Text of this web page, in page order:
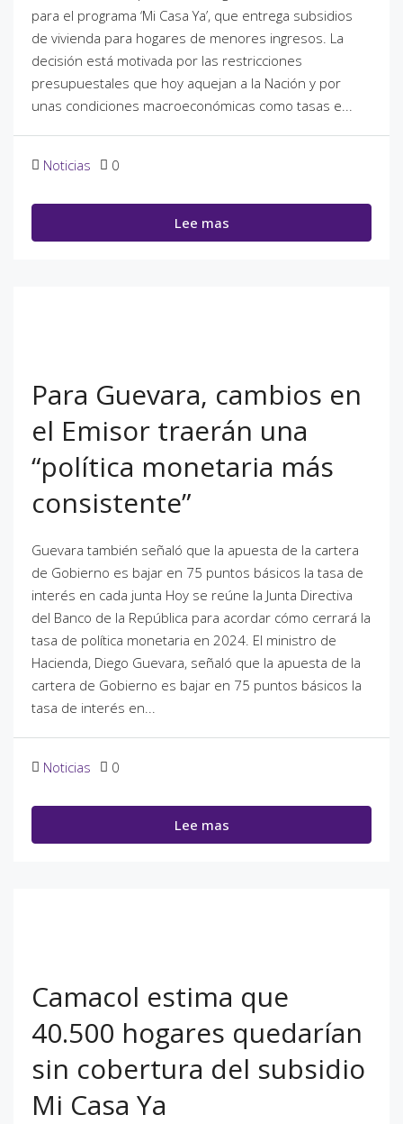
para el programa ‘Mi Casa Ya’, que entrega subsidios
de vivienda para hogares de menores ingresos. La
decisión está motivada por las restricciones
presupuestales que hoy aquejan a la Nación y por
unas condiciones macroeconómicas como tasas e...
Noticias 0
Lee mas
Para Guevara, cambios en
el Emisor traerán una
“política monetaria más
consistente”
Guevara también señaló que la apuesta de la cartera
de Gobierno es bajar en 75 puntos básicos la tasa de
interés en cada junta Hoy se reúne la Junta Directiva
del Banco de la República para acordar cómo cerrará la
tasa de política monetaria en 2024. El ministro de
Hacienda, Diego Guevara, señaló que la apuesta de la
cartera de Gobierno es bajar en 75 puntos básicos la
tasa de interés en...
Noticias 0
Lee mas
Camacol estima que
40.500 hogares quedarían
sin cobertura del subsidio
Mi Casa Ya